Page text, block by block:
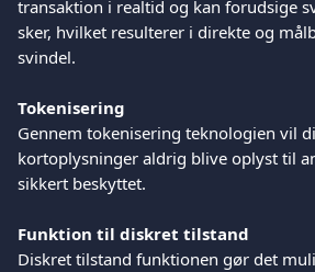
transaktion i realtid og kan forudsige
sker, hvilket resulterer i direkte og
svindel.
Tokenisering
Gennem tokenisering teknologien vil
kortoplysninger aldrig blive oplyst til
sikkert beskyttet.
Funktion til diskret tilstand
Diskret tilstand funktionen gør det